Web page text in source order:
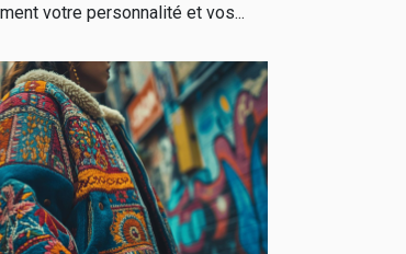
votre personnalité et vos...